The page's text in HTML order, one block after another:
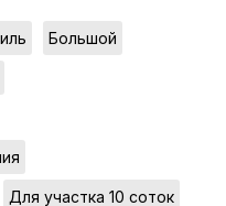
Большой
Для участка 10 соток